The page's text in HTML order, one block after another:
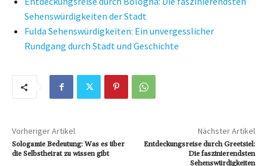
Sehenswürdigkeiten der Stadt
Fulda Sehenswürdigkeiten: Ein unvergesslicher
Rundgang durch Stadt und Geschichte
Vorheriger Artikel
Sologamie Bedeutung: Was es über
die Selbstheirat zu wissen gibt
Nächster Artikel
Entdeckungsreise durch Greetsiel:
Die faszinierendsten
Sehenswürdigkeiten